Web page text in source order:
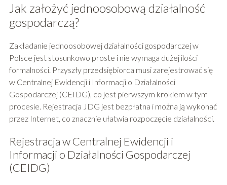
Jak założyć jednoosobową działalność
gospodarczą?
Zakładanie jednoosobowej działalności gospodarczej w
Polsce jest stosunkowo proste i nie wymaga dużej ilości
formalności. Przyszły przedsiębiorca musi zarejestrować się
w Centralnej Ewidencji i Informacji o Działalności
Gospodarczej (CEIDG), co jest pierwszym krokiem w tym
procesie. Rejestracja JDG jest bezpłatna i można ją wykonać
przez Internet, co znacznie ułatwia rozpoczęcie działalności.
Rejestracja w Centralnej Ewidencji i
Informacji o Działalności Gospodarczej
(CEIDG)